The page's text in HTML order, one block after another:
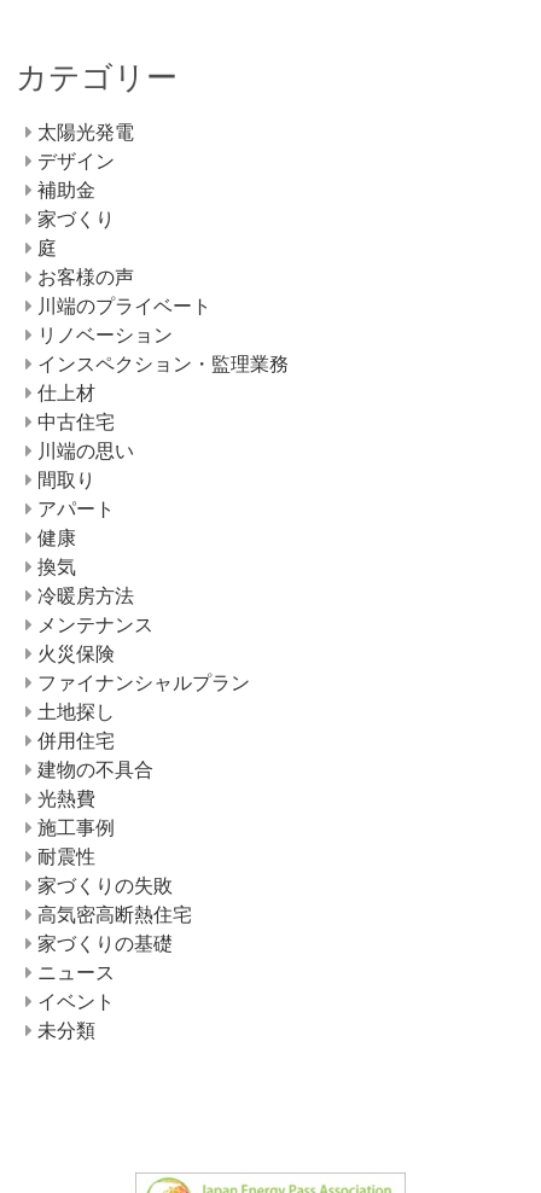
カテゴリー
太陽光発電
デザイン
補助金
家づくり
庭
お客様の声
川端のプライベート
リノベーション
インスペクション・監理業務
仕上材
中古住宅
川端の思い
間取り
アパート
健康
換気
冷暖房方法
メンテナンス
火災保険
ファイナンシャルプラン
土地探し
併用住宅
建物の不具合
光熱費
施工事例
耐震性
家づくりの失敗
高気密高断熱住宅
家づくりの基礎
ニュース
イベント
未分類